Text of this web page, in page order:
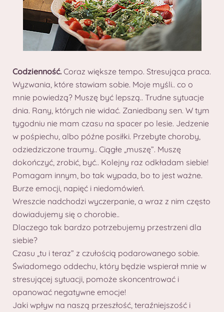
Codzienność. Coraz większe tempo. Stresująca praca.
Wyzwania, które stawiam sobie. Moje myśli.. co o
mnie powiedzą? Muszę być lepszą.. Trudne sytuacje
dnia. Rany, których nie widać. Zaniedbany sen. W tym
tygodniu nie mam czasu na spacer po lesie. Jedzenie
w pośpiechu, albo późne posiłki. Przebyte choroby,
odziedziczone traumy.. Ciągłe „muszę”. Muszę
dokończyć, zrobić, być.. Kolejny raz odkładam siebie!
Pomagam innym, bo tak wypada, bo to jest ważne.
Burze emocji, napięć i niedomówień.
Wreszcie nadchodzi wyczerpanie, a wraz z nim często
dowiadujemy się o chorobie..
Dlaczego tak bardzo potrzebujemy przestrzeni dla
siebie?
Czasu „tu i teraz” z czułością podarowanego sobie.
Świadomego oddechu, który będzie wspierał mnie w
stresującej sytuacji, pomoże skoncentrować i
opanować negatywne emocje!
Jaki wpływ na naszą przeszłość, teraźniejszość i